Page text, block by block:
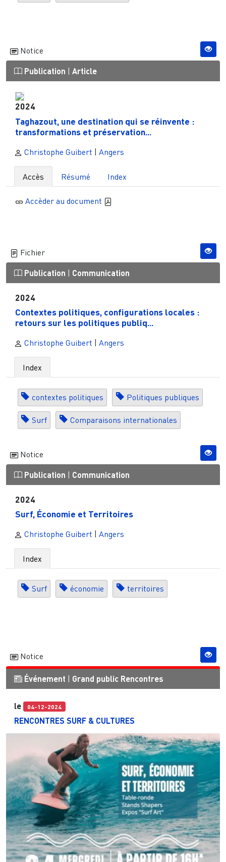
Notice
Publication | Article
2024
Taghazout, une destination qui se réinvente :
transformations et préservation...
Christophe Guibert | Angers
Accès Résumé Index
Accèder au document
Fichier
Publication | Communication
2024
Contextes politiques, configurations locales :
retours sur les politiques publiq...
Christophe Guibert Angers
Index
contextes politiques Politiques publiques
Surf Comparaisons internationales
Notice
Publication | Communication
2024
Surf, Économie et Territoires
Christophe Guibert Angers
Index
Surf économie territoires
Notice
Événement | Grand public Rencontres
le 04-12-2024
RENCONTRES SURF & CULTURES